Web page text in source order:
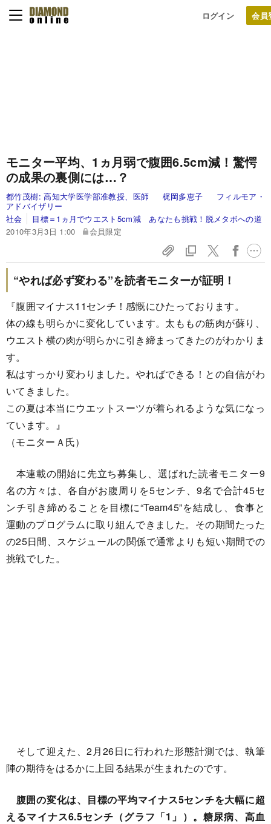
ログイン
モニター平均、1ヵ月弱で腹囲6.5cm減！ 驚愕
の成果の裏側には…？
都竹茂樹:高知大学医学部准教授、医師 梶岡多恵子
フィルモア・
アドバイザリー
社会
目標＝1ヵ月でウエスト5cm減 あなたも挑戦！脱メタボへの道
2010年3月3日 1:00
会員限定
“やれば必ず変わる”を読者モニターが証明！
『腹囲マイナス11センチ！感慨にひたっております。
体の線も明らかに変化しています。太ももの筋肉が蘇り、
ウエスト横の肉が明らかに引き締まってきたのがわかりま
す。
私はすっかり変わりました。やればできる！との自信がわ
いてきました。
この夏は本当にウエットスーツが着られるような気になっ
ています。』
（モニターＡ氏）
本連載の開始に先立ち募集し、選ばれた読者モニター9
名の方々は、各自がお腹周りを5センチ、9名で合計45セ
ンチ引き締めることを目標に“Team45”を結成し、食事と
運動のプログラムに取り組んできました。その期間たった
の25日間、スケジュールの関係で通常よりも短い期間での
挑戦でした。
そして迎えた、2月26日に行われた形態計測では、執筆
陣の期待をはるかに上回る結果が生まれたのです。
腹囲の変化は、目標の平均マイナス5センチを大幅に超
えるマイナス6.5センチ（グラフ「1」）。糖尿病、高血